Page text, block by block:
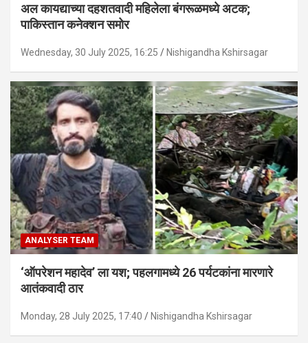
अल कायद्याच्या दहशतवादी महिलेला बंगरूळमध्ये अटक;
पाकिस्तान कनेक्शन समोर
Wednesday, 30 July 2025, 16:25 Nishigandha Kshirsagar
ANALYSER TEAM
‘ऑपरेशन महादेव’ ला यश; पहलगामध्ये 26 पर्यटकांना मारणारे
आतंकवादी ठार
Monday, 28 July 2025, 17:40 Nishigandha Kshirsagar